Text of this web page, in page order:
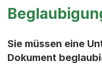
Sie müssen eine
Dokument